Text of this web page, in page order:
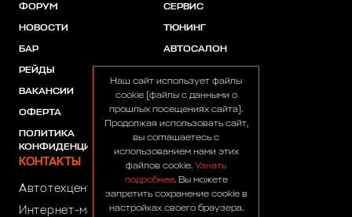
ФОРУМ
НОВОСТИ
БАР
РЕЙДЫ
ВАКАНСИИ
ОФЕРТА
ПОЛИТИКА
КОНФИДЕНЦИАЛЬНОСТИ
СЕРВИС
ТЮНИНГ
АВТОСАЛОН
ПАРТНЕРЫ
КОНТАКТЫ
Автотехцентр:
Интернет-магазин:+7 (916) 922-44-44
Наш сайт использует файлы
cookie (файлы с данными о
прошлых посещениях сайта).
Продолжая использовать сайт,
вы соглашаетесь с
использованием нами этих
файлов cookie. Узнать
подробнее. Вы можете
запретить сохранение cookie в
настройках своего браузера.